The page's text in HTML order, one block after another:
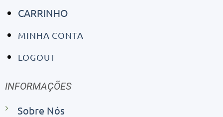
CARRINHO
MINHA CONTA
LOGOUT
INFORMAÇÕES
Sobre Nós